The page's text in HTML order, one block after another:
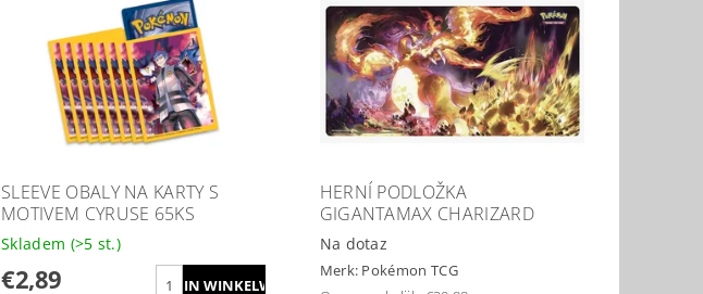
SLEEVE OBALY NA KARTY S
MOTIVEM CYRUSE 65KS
Skladem (>5 st.)
€2,89
HERNÍ PODLOŽKA
GIGANTAMAX CHARIZARD
Na dotaz
Merk: Pokémon TCG